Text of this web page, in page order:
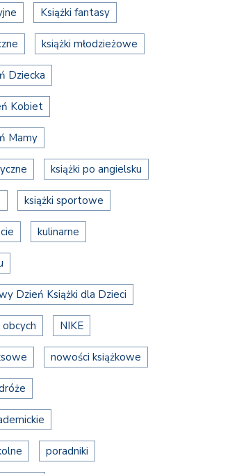
Książki fantasy
książki młodzieżowe
Dziecka
Kobiet
Mamy
książki po angielsku
książki sportowe
kulinarne
Dzień Książki dla Dzieci
NIKE
nowości książkowe
poradniki